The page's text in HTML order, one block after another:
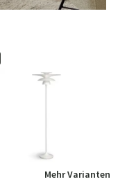
Mehr Varianten